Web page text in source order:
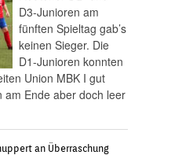
D3-Junioren am
fünften Spieltag gab’s
keinen Sieger. Die
D1-Junioren konnten
Union MBK I gut
am Ende aber doch leer
an Überraschung